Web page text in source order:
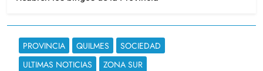
PROVINCIA QUILMES
SOCIEDAD
ULTIMAS NOTICIAS
ZONA SUR